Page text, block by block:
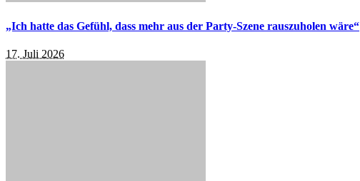
„Ich hatte das Gefühl, dass mehr aus der Party-Szene rauszuholen wäre“
17. Juli 2026